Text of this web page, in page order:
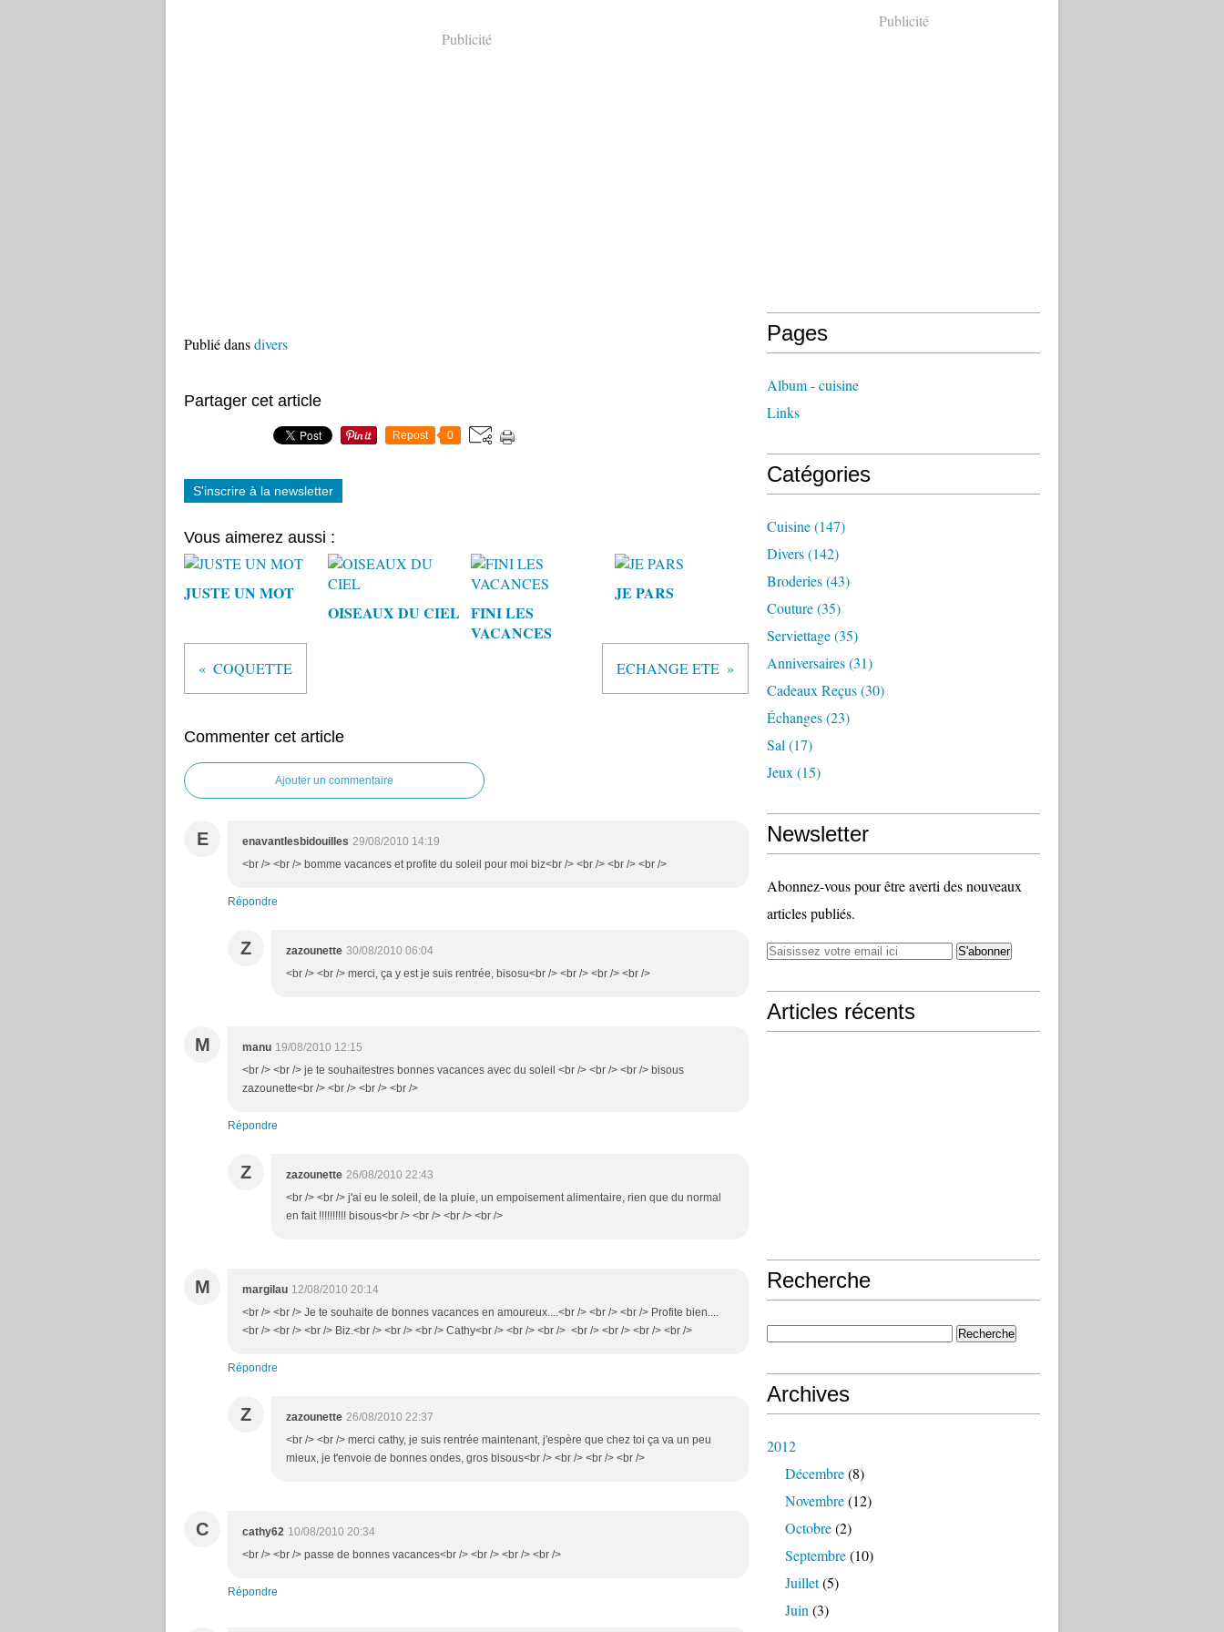
Publicité
Publié dansdivers
Partager cet article
Repost 0
S'inscrire à la newsletter
Vous aimerez aussi :
JUSTE UN MOT
OISEAUX DU CIEL FINI LES
VACANCES
JE PARS
COQUETTE ECHANGE ETE
Commenter cet article
Ajouter un commentaire
E enavantlesbidouilles 29/08/2010 14:19
<br /> <br /> bomme vacances et profite du soleil pour moi biz<br /> <br /> <br /> <br />
Répondre
Z zazounette 30/08/2010 06:04
<br /> <br /> merci, ça y est je suis rentrée, bisosu<br /> <br /> <br /> <br />
M manu 19/08/2010 12:15
<br /> <br /> je te souhaitestres bonnes vacances avec du soleil <br /> <br /> <br /> bisous
zazounette<br /> <br /> <br /> <br />
Répondre
Z zazounette 26/08/2010 22:43
<br /> <br /> j'ai eu le soleil, de la pluie, un empoisement alimentaire, rien que du normal
en fait !!!!!!!!!! bisous<br /> <br /> <br /> <br />
M margilau 12/08/2010 20:14
<br /> <br /> Je te souhaite de bonnes vacances en amoureux....<br /> <br /> <br /> Profite bien....
<br /> <br /> <br /> Biz.<br /> <br /> <br /> Cathy<br /> <br /> <br /> <br /> <br /> <br /> <br />
Répondre
Z zazounette 26/08/2010 22:37
<br /> <br /> merci cathy, je suis rentrée maintenant, j'espère que chez toi ça va un peu
mieux, je t'envoie de bonnes ondes, gros bisous<br /> <br /> <br /> <br />
C cathy62 10/08/2010 20:34
<br /> <br /> passe de bonnes vacances<br /> <br /> <br /> <br />
Répondre
Publicité
Pages
Album - cuisine
Links
Catégories
Cuisine(147)
Divers(142)
Broderies(43)
Couture(35)
Serviettage(35)
Anniversaires(31)
Cadeaux Reçus(30)
Échanges(23)
Sal (17)
Jeux (15)
Newsletter
Abonnez-vous pour être averti des nouveaux
articles publiés.
Articles récents
Recherche
Archives
2012
Décembre(8)
Novembre(12)
Octobre(2)
Septembre(10)
Juillet(5)
Juin (3)